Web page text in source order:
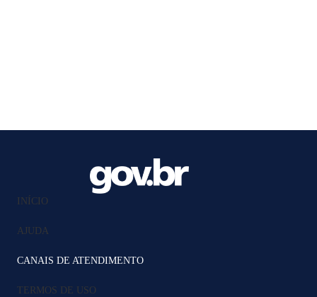
INÍCIO
AJUDA
CANAIS DE ATENDIMENTO
TERMOS DE USO